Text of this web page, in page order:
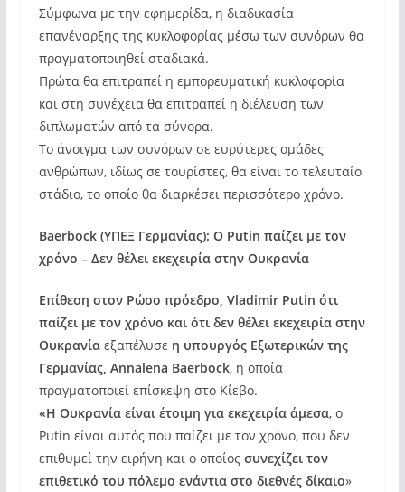
Σύμφωνα με την εφημερίδα, η διαδικασία
επανέναρξης της κυκλοφορίας μέσω των συνόρων θα
πραγματοποιηθεί σταδιακά.
Πρώτα θα επιτραπεί η εμπορευματική κυκλοφορία
και στη συνέχεια θα επιτραπεί η διέλευση των
διπλωματών από τα σύνορα.
Το άνοιγμα των συνόρων σε ευρύτερες ομάδες
ανθρώπων, ιδίως σε τουρίστες, θα είναι το τελευταίο
στάδιο, το οποίο θα διαρκέσει περισσότερο χρόνο.
Baerbock (ΥΠΕΞ Γερμανίας): Ο Putin παίζει με τον
χρόνο – Δεν θέλει εκεχειρία στην Ουκρανία
Επίθεση στον Ρώσο πρόεδρο, Vladimir Putin ότι
παίζει με τον χρόνο και ότι δεν θέλει εκεχειρία στην
Ουκρανίαεξαπέλυσε η υπουργός Εξωτερικών της
Γερμανίας, Annalena Baerbock, η οποία
πραγματοποιεί επίσκεψη στο Κίεβο.
«Η Ουκρανία είναι έτοιμη για εκεχειρία άμεσα, ο
Putin είναι αυτός που παίζει με τον χρόνο, που δεν
επιθυμεί την ειρήνη και ο οποίος συνεχίζει τον
επιθετικό του πόλεμο ενάντια στο διεθνές δίκαιο»